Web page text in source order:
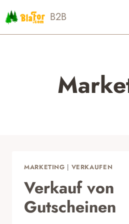
Inhalt
B2B
MARKETING | VERKAUFEN
Verkauf von
Gutscheinen